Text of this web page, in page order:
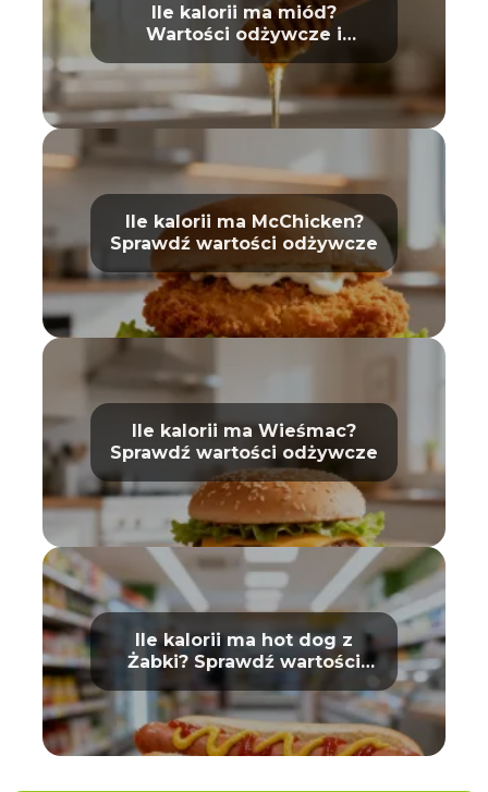
Ile kalorii ma miód?
Wartości odżywcze i
właściwości
Ile kalorii ma McChicken?
Sprawdź wartości odżywcze
Ile kalorii ma Wieśmac?
Sprawdź wartości odżywcze
Ile kalorii ma hot dog z
Żabki? Sprawdź wartości
odżywcze